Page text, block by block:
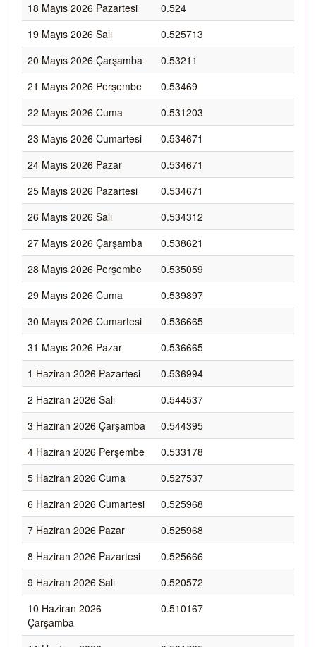
18 Mayıs 2026 Pazartesi
0.524
19 Mayıs 2026 Salı
0.525713
20 Mayıs 2026 Çarşamba
0.53211
21 Mayıs 2026 Perşembe
0.53469
22 Mayıs 2026 Cuma
0.531203
23 Mayıs 2026 Cumartesi
0.534671
24 Mayıs 2026 Pazar
0.534671
25 Mayıs 2026 Pazartesi
0.534671
26 Mayıs 2026 Salı
0.534312
27 Mayıs 2026 Çarşamba
0.538621
28 Mayıs 2026 Perşembe
0.535059
29 Mayıs 2026 Cuma
0.539897
30 Mayıs 2026 Cumartesi
0.536665
31 Mayıs 2026 Pazar
0.536665
1 Haziran 2026 Pazartesi
0.536994
2 Haziran 2026 Salı
0.544537
3 Haziran 2026 Çarşamba
0.544395
4 Haziran 2026 Perşembe
0.533178
5 Haziran 2026 Cuma
0.527537
6 Haziran 2026 Cumartesi
0.525968
7 Haziran 2026 Pazar
0.525968
8 Haziran 2026 Pazartesi
0.525666
9 Haziran 2026 Salı
0.520572
10 Haziran 2026
Çarşamba
0.510167